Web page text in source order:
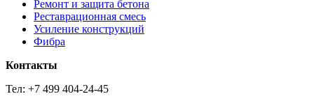
Ремонт и защита бетона
Реставрационная смесь
Усиление конструкций
Фибра
Контакты
Тел: +7 499 404-24-45